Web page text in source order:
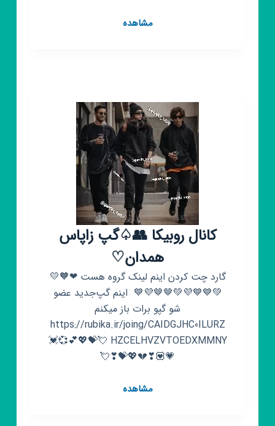
مشاهدهکانال
کانال روبیکا 👥♤گپ زاپاس
همدان♡
گارد چت کردن اینم لینک گروه هست ❤🧡💛
💚💙💙💜💚🤎🤎💜💙 ‌ اینم گپ‌جدید عضو
شو گپو برات باز میکنم
https://rubika.ir/joing/CAIDGJHC0ILURZ
HZCELHVZVTOEDXMMNY 💘💝💖💕💞💓
💗💟❣💔💖💝❣💘
مشاهدهکانال